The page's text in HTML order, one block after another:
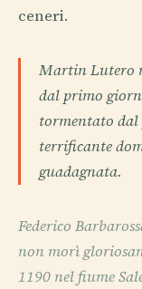
ceneri.
Martin Lutero
dal primo
tormentato dal
terrificante
guadagnata.
Federico
non morì
1190 nel fiume